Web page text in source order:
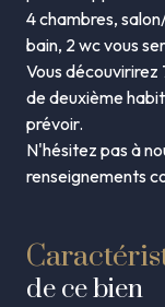
4 chambres,
bain, 2 wc vous
Vous
de deuxième
prévoir.
N'hésitez pas à
renseignements
de ce bien